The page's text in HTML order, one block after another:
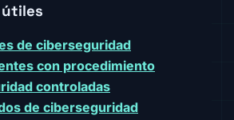
de ciberseguridad
con procedimiento
controladas
de ciberseguridad